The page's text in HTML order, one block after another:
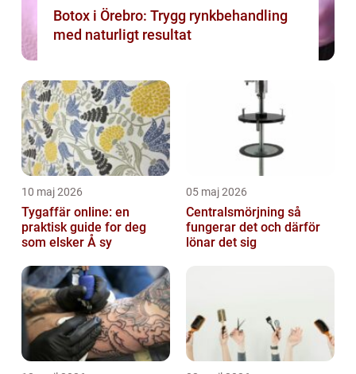
Botox i Örebro: Trygg rynkbehandling
med naturligt resultat
10 maj 2026
Tygaffär online: en
praktisk guide for deg
som elsker Å sy
05 maj 2026
Centralsmörjning så
fungerar det och därför
lönar det sig